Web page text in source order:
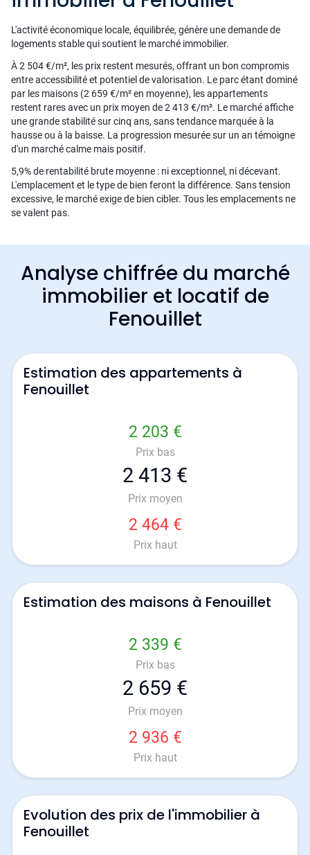
L'activité économique locale, équilibrée, génère une demande de
logements stable qui soutient le marché immobilier.
À 2 504 €/m², les prix restent mesurés, offrant un bon compromis
entre accessibilité et potentiel de valorisation. Le parc étant dominé
par les maisons (2 659 €/m² en moyenne), les appartements
restent rares avec un prix moyen de 2 413 €/m². Le marché affiche
une grande stabilité sur cinq ans, sans tendance marquée à la
hausse ou à la baisse. La progression mesurée sur un an témoigne
d'un marché calme mais positif.
5,9% de rentabilité brute moyenne : ni exceptionnel, ni décevant.
L'emplacement et le type de bien feront la différence. Sans tension
excessive, le marché exige de bien cibler. Tous les emplacements ne
se valent pas.
Analyse chiffrée du marché
immobilier et locatif de
Fenouillet
Estimation des appartements à
Fenouillet
2 203 €
Prix bas
2 413 €
Prix moyen
2 464 €
Prix haut
Estimation des maisons à Fenouillet
2 339 €
Prix bas
2 659 €
Prix moyen
2 936 €
Prix haut
Evolution des prix de l'immobilier à
Fenouillet